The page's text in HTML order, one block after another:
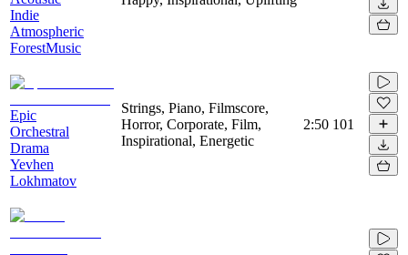
Indie
Atmospheric
ForestMusic
Epic
Orchestral
Drama
Yevhen
Lokhmatov
Strings, Piano, Filmscore,
Horror, Corporate, Film,
Inspirational, Energetic
2:50 101